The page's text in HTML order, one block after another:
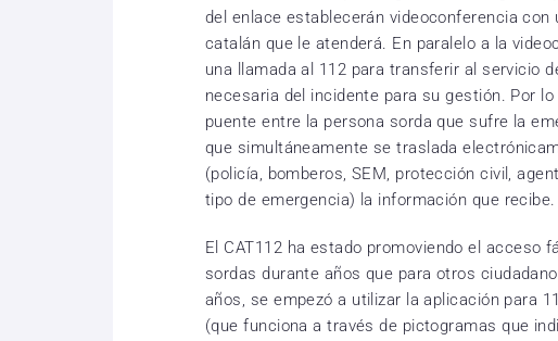
del enlace establecerán videoconferencia
catalán que le atenderá. En paralelo a la
una llamada al 112 para transferir al servicio
necesaria del incidente para su gestión. Por
puente entre la persona sorda que sufre la
que simultáneamente se traslada
(policía, bomberos, SEM, protección civil,
tipo de emergencia) la información que recibe.
El CAT112 ha estado promoviendo el acceso
sordas durante años que para otros
años, se empezó a utilizar la aplicación para
(que funciona a través de pictogramas que